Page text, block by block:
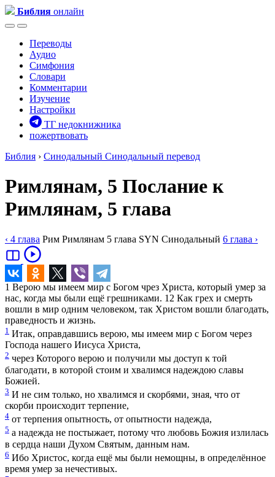
Библия онлайн
Переводы
Аудио
Симфония
Словари
Комментарии
Изучение
Настройки
ТГ недокнижника
пожертвовать
Библия › Синодальный Синодальный перевод
Римлянам, 5 Послание к
Римлянам, 5 глава
‹ 4 глава Рим Римлянам 5 глава SYN Синодальный 6 глава ›
1 Верою мы имеем мир с Богом чрез Христа, который умер за
нас, когда мы были ещё грешниками. 12 Как грех и смерть
вошли в мир одним человеком, так Христом вошли благодать,
праведность и жизнь.
1 Итак, оправдавшись верою, мы имеем мир с Богом через
Господа нашего Иисуса Христа,
2 через Которого верою и получили мы доступ к той
благодати, в которой стоим и хвалимся надеждою славы
Божией.
3 И не сим только, но хвалимся и скорбями, зная, что от
скорби происходит терпение,
4 от терпения опытность, от опытности надежда,
5 а надежда не постыжает, потому что любовь Божия излилась
в сердца наши Духом Святым, данным нам.
6 Ибо Христос, когда ещё мы были немощны, в определённое
время умер за нечестивых.